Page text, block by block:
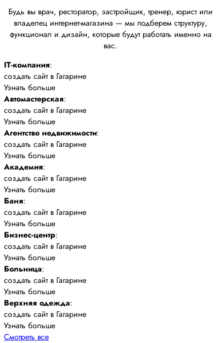
Будь вы врач, ресторатор, застройщик, тренер, юрист или
владелец интернет-магазина — мы подберем структуру,
функционал и дизайн, которые будут работать именно на
вас.
IT-компания:
создать сайт в Гагарине
Узнать больше
Автомастерская:
создать сайт в Гагарине
Узнать больше
Агентство недвижимости:
создать сайт в Гагарине
Узнать больше
Академия:
создать сайт в Гагарине
Узнать больше
Баня:
создать сайт в Гагарине
Узнать больше
Бизнес-центр:
создать сайт в Гагарине
Узнать больше
Больница:
создать сайт в Гагарине
Узнать больше
Верхняя одежда:
создать сайт в Гагарине
Узнать больше
Смотреть все